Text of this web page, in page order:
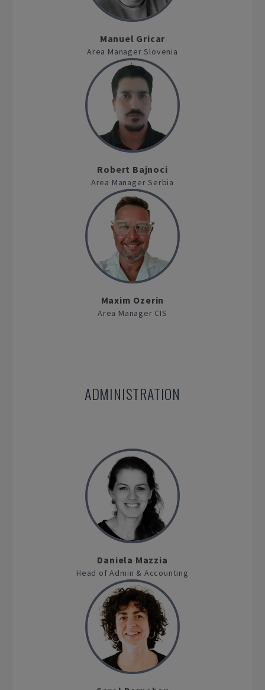
Manuel Gricar
Area Manager Slovenia
Robert Bajnoci
Area Manager Serbia
Maxim Ozerin
Area Manager CIS
ADMINISTRATION
Daniela Mazzia
Head of Admin & Accounting